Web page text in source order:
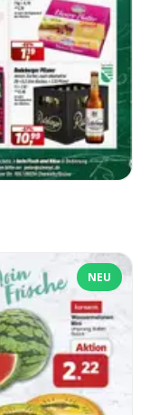
NEU